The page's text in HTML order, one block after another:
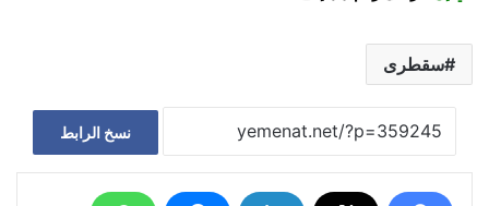
سقطرى
نسخ الرابط